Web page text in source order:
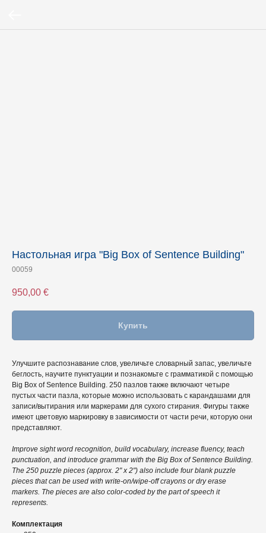
Настольная игра "Big Box of Sentence Building"
00059
950,00 €
Купить
Улучшите распознавание слов, увеличьте словарный запас, увеличьте
беглость, научите пунктуации и познакомьте с грамматикой с помощью
Big Box of Sentence Building. 250 пазлов также включают четыре
пустых части пазла, которые можно использовать с карандашами для
записи/вытирания или маркерами для сухого стирания. Фигуры также
имеют цветовую маркировку в зависимости от части речи, которую они
представляют.
Improve sight word recognition, build vocabulary, increase fluency, teach
punctuation, and introduce grammar with the Big Box of Sentence Building.
The 250 puzzle pieces (approx. 2" x 2") also include four blank puzzle
pieces that can be used with write-on/wipe-off crayons or dry erase
markers. The pieces are also color-coded by the part of speech it
represents.
Комплектация